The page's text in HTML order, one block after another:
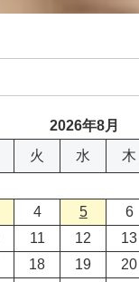
2026年8月
火 水 木
4 5 6
11 12 13
18 19 20